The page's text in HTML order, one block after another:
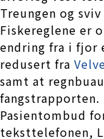
Treungen og
Fiskereglene er
endring fra i fjor
redusert fra
samt at
Pasientombud
teksttelefonen,